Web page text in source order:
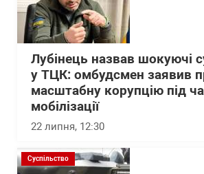
Лубінець назвав шокуючі
у ТЦК: омбудсмен заявив
масштабну корупцію під
мобілізації
22 липня, 12:30
Суспільство